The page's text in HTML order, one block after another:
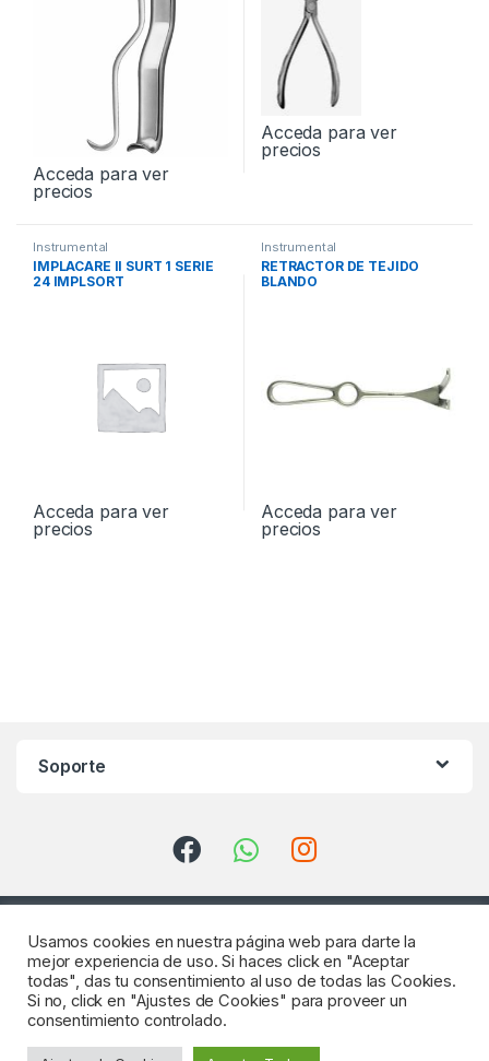
Acceda para ver
precios
Acceda para ver
precios
Instrumental
IMPLACARE II SURT 1 SERIE
24 IMPLSORT
Acceda para ver
precios
Instrumental
RETRACTOR DE TEJIDO
BLANDO
Acceda para ver
precios
Soporte
¿Consultas? Llámenos
Usamos cookies en nuestra página web para darte la
mejor experiencia de uso. Si haces click en "Aceptar
todas", das tu consentimiento al uso de todas las Cookies.
Si no, click en "Ajustes de Cookies" para proveer un
consentimiento controlado.